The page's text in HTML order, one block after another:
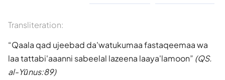
Transliteration:
Qaala qad ujeebad da'watukumaa fastaqeemaa wa
laa tattabi'aaanni sabeelal lazeena laaya'lamoon (QS.
al-Yūnus:89)